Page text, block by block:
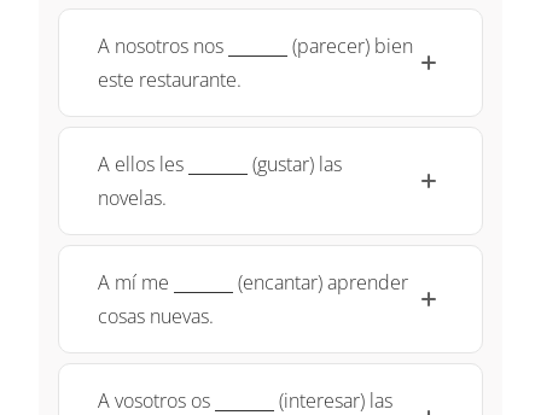
A nosotros nos \underline{~\qquad~}
(parecer) bien
este restaurante.
A ellos les \underline{~\qquad~}
(gustar) las
novelas.
A mí me \underline{~\qquad~}
(encantar) aprender
cosas nuevas.
A vosotros os \underline{~\qquad~}
(interesar) las